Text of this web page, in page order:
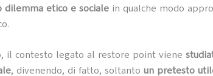
dilemma etico e sociale in qualche modo
il contesto legato al restore point viene
, divenendo, di fatto, soltanto un pretesto